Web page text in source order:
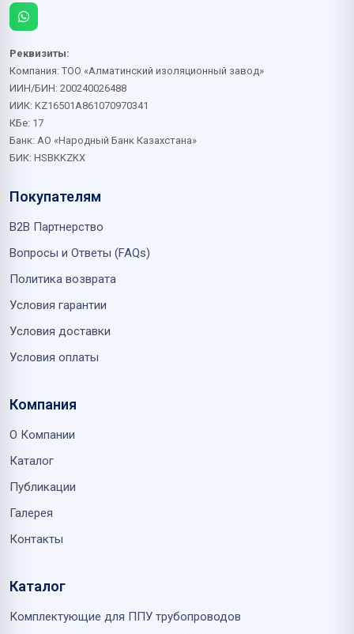
Реквизиты:
Компания: ТОО «Алматинский изоляционный завод»
ИИН/БИН: 200240026488
ИИК: KZ16501A861070970341
КБе: 17
Банк: АО «Народный Банк Казахстана»
БИК: HSBKKZKX
Покупателям
B2B Партнерство
Вопросы и Ответы (FAQs)
Политика возврата
Условия гарантии
Условия доставки
Условия оплаты
Компания
О Компании
Каталог
Публикации
Галерея
Контакты
Каталог
Комплектующие для ППУ трубопроводов